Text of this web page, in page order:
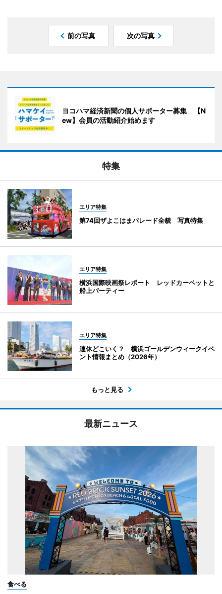
前の写真 次の写真
ヨコハマ経済新聞の個人サポーター募集 【N
ew】会員の活動紹介始めます
特集
エリア特集
第74回ザよこはまパレード全貌 写真特集
エリア特集
横浜国際映画祭レポート レッドカーペットと
船上パーティー
エリア特集
連休どこいく？ 横浜ゴールデンウィークイベ
ント情報まとめ（2026年）
もっと見る
最新ニュース
食べる